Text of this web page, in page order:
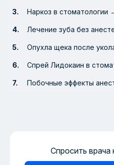
Наркоз в стоматологии
Лечение зуба без
Опухла щека после
Спрей Лидокаин в
Побочные эффекты
Спросить